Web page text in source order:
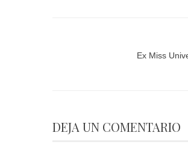
Ex Miss
DEJA UN COMENTARIO